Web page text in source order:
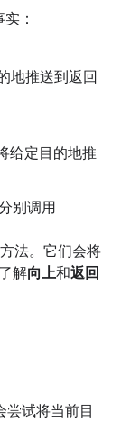
：
地推送到返回
给定目的地推
别调用
方法。它们会将
解向上和返回
尝试将当前目